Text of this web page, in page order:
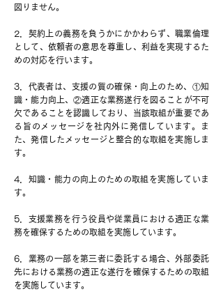
図りません。
2．契約上の義務を負うかにかかわらず、職業倫理
として、依頼者の意思を尊重し、利益を実現するた
めの対応を行います。
3．代表者は、支援の質の確保・向上のため、①知
識・能力向上、②適正な業務遂行を図ることが不可
欠であることを認識しており、当該取組が重要であ
る旨のメッセージを社内外に発信しています。ま
た、発信したメッセージと整合的な取組を実施しま
す。
4．知識・能力の向上のための取組を実施していま
す。
5．支援業務を行う役員や従業員における適正な業
務を確保するための取組を実施しています。
6．業務の一部を第三者に委託する場合、外部委託
先における業務の適正な遂行を確保するための取組
を実施しています。